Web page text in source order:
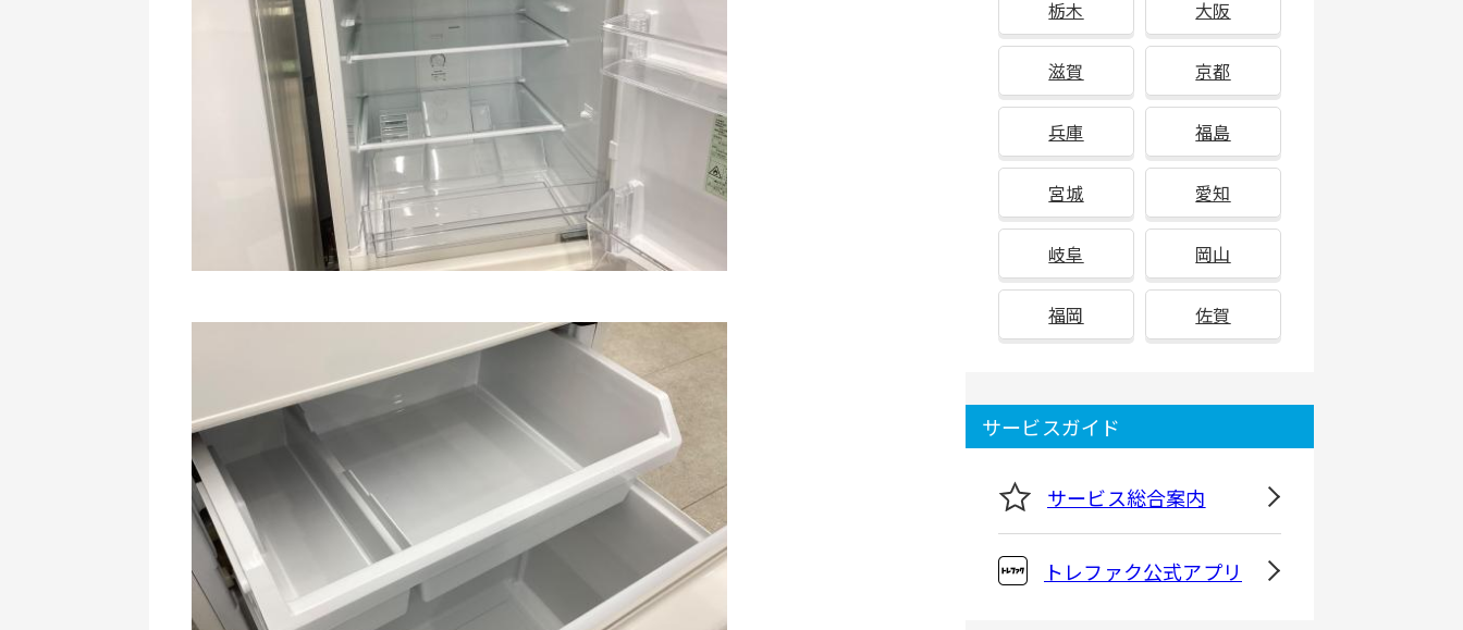
栃木 大阪
滋賀 京都
兵庫 福島
宮城 愛知
岐阜 岡山
福岡 佐賀
サービスガイド
サービス総合案内
トレファク公式アプリ